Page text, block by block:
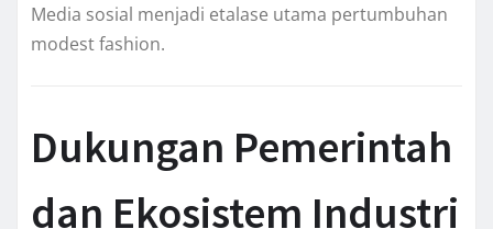
Media sosial menjadi etalase utama pertumbuhan
modest fashion.
Dukungan Pemerintah
dan Ekosistem Industri